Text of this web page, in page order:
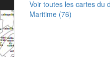
Voir toutes les cartes du
Maritime (76)